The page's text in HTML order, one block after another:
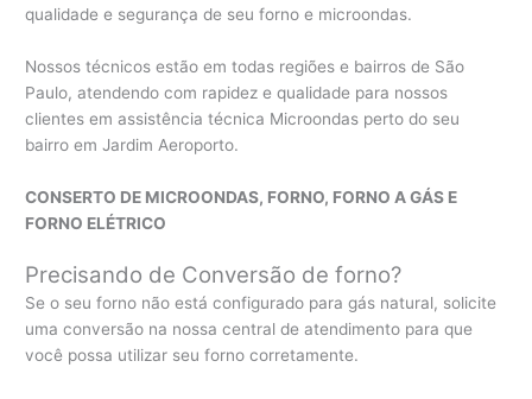
qualidade e segurança de seu forno e microondas.
Nossos técnicos estão em todas regiões e bairros de São
Paulo, atendendo com rapidez e qualidade para nossos
clientes em assistência técnica Microondas perto do seu
bairro em Jardim Aeroporto.
CONSERTO DE MICROONDAS, FORNO, FORNO A GÁS E
FORNO ELÉTRICO
Precisando de Conversão de forno?
Se o seu forno não está configurado para gás natural, solicite
uma conversão na nossa central de atendimento para que
você possa utilizar seu forno corretamente.